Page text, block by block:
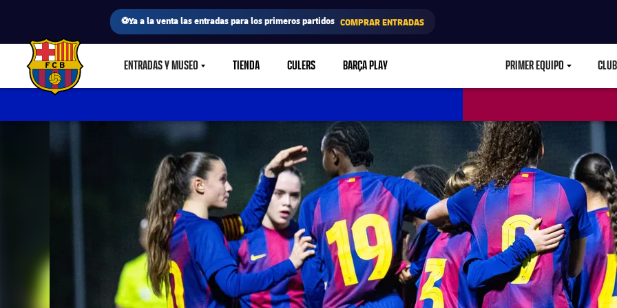
⚽Ya a la venta las entradas para los primeros partidos COMPRAR ENTRADAS
FC Barcelona club badge ENTRADAS Y MUSEOLABEL.SHARE.CARETDOWN
TIENDA CULERS BARÇA PLAY PRIMER EQUIPO CLUB